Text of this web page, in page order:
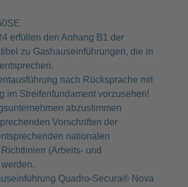
erfüllen den Anhang B1 der
zu Gashauseinführungen, die in
nach Rücksprache mit
im Streifenfundament vorzusehen!
abzustimmen
Vorschriften der
nationalen
(Arbeits- und
Quadro-Secura® Nova